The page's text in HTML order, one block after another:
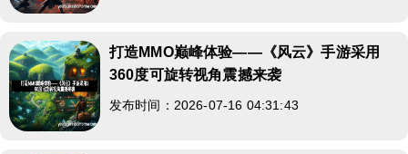
打造MMO巅峰体验——《风云》手游采用
360度可旋转视角震撼来袭
发布时间：2026-07-16 04:31:43